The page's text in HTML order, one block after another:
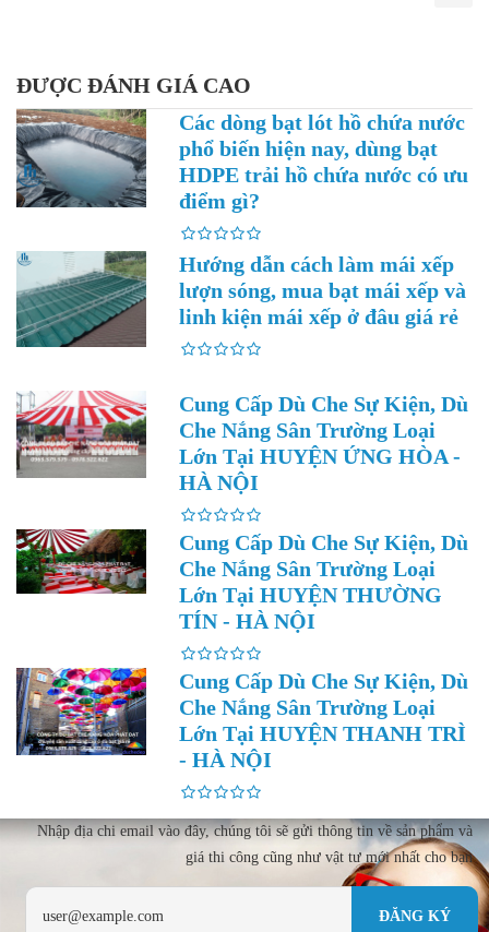
ĐƯỢC ĐÁNH GIÁ CAO
Các dòng bạt lót hồ chứa nước
phổ biến hiện nay, dùng bạt
HDPE trải hồ chứa nước có ưu
điểm gì?
Hướng dẫn cách làm mái xếp
lượn sóng, mua bạt mái xếp và
linh kiện mái xếp ở đâu giá rẻ
Cung Cấp Dù Che Sự Kiện, Dù
Che Nắng Sân Trường Loại
Lớn Tại HUYỆN ỨNG HÒA -
HÀ NỘI
Cung Cấp Dù Che Sự Kiện, Dù
Che Nắng Sân Trường Loại
Lớn Tại HUYỆN THƯỜNG
TÍN - HÀ NỘI
Cung Cấp Dù Che Sự Kiện, Dù
Che Nắng Sân Trường Loại
Lớn Tại HUYỆN THANH TRÌ
- HÀ NỘI
Nhập địa chi email vào đây, chúng tôi sẽ gửi thông tin về sản phẩm và
giá thi công cũng như vật tư mới nhất cho bạn